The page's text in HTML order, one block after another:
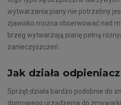
wytwarzania piany nie potrzebny
zjawisko można obserwować nad
brzeg wytwarzają pianę pełną
zanieczyszczeń.
Jak działa
Sprzęt działa bardzo podobnie do
domowego urządzenia do